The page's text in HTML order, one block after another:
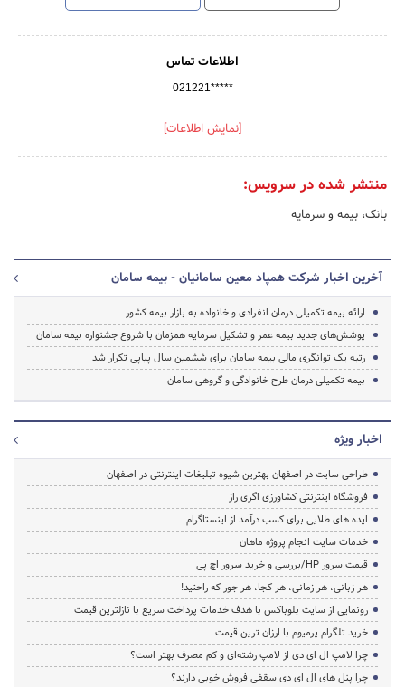
اطلاعات تماس
021221*****
[نمایش اطلاعات]
منتشر شده در سرویس:
بانک، بیمه و سرمایه
آخرین اخبار شرکت همپاد معین سامانیان - بیمه سامان
ارائه بیمه تکمیلی درمان انفرادی و خانواده به بازار بیمه کشور
پوشش‌های جدید بیمه عمر و تشکیل سرمایه همزمان با شروع جشنواره بیمه سامان
رتبه یک توانگری مالی بیمه سامان برای ششمین سال پیاپی تکرار شد
بیمه تکمیلی درمان طرح خانوادگی و گروهی سامان
اخبار ویژه
طراحی سایت در اصفهان بهترین شیوه تبلیغات اینترنتی در اصفهان
فروشگاه اینترنتی کشاورزی اگری راز
ایده های طلایی برای کسب درآمد از اینستاگرام
خدمات سایت انجام پروژه ماهان
قیمت سرور HP/بررسی و خرید سرور اچ پی
هر زبانی، هر زمانی، هر کجا، هر جور که راحتید!
رونمایی از سایت بلوباکس با هدف خدمات پرداخت سریع با نازلترین قیمت
خرید تلگرام پرمیوم با ارزان ترین قیمت
چرا لامپ ال ای دی از لامپ رشته‌ای و کم مصرف بهتر است؟
چرا پنل های ال ای دی سقفی فروش خوبی دارند؟